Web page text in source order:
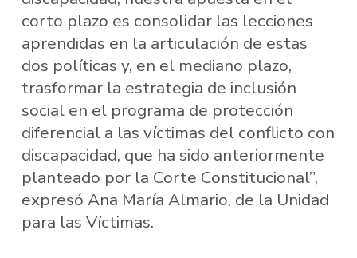
corto plazo es consolidar las lecciones
aprendidas en la articulación de estas
dos políticas y, en el mediano plazo,
trasformar la estrategia de inclusión
social en el programa de protección
diferencial a las víctimas del conflicto con
discapacidad, que ha sido anteriormente
planteado por la Corte Constitucional”,
expresó Ana María Almario, de la Unidad
para las Víctimas.